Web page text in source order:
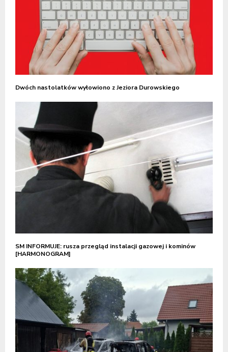
Dwóch nastolatków wyłowiono z Jeziora Durowskiego
SM INFORMUJE: rusza przegląd instalacji gazowej i kominów
[HARMONOGRAM]